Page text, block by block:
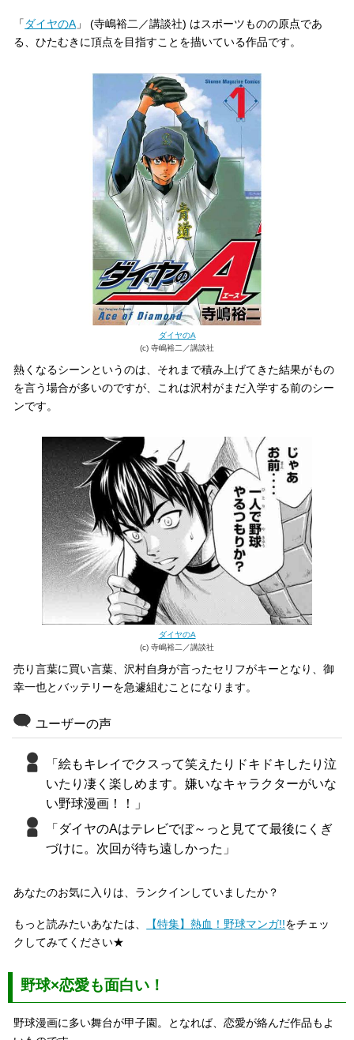
「 ダイヤのA」 (寺嶋裕二／講談社) はスポーツものの原点であ
る、ひたむきに頂点を目指すことを描いている作品です。
ダイヤのA
(c) 寺嶋裕二／講談社
熱くなるシーンというのは、それまで積み上げてきた結果がもの
を言う場合が多いのですが、これは沢村がまだ入学する前のシー
ンです。
ダイヤのA
(c) 寺嶋裕二／講談社
売り言葉に買い言葉、沢村自身が言ったセリフがキーとなり、御
幸一也とバッテリーを急遽組むことになります。
ユーザーの声
「絵もキレイでクスって笑えたりドキドキしたり泣
いたり凄く楽しめます。嫌いなキャラクターがいな
い野球漫画！！」
「ダイヤのAはテレビでぼ～っと見てて最後にくぎ
づけに。次回が待ち遠しかった」
あなたのお気に入りは、ランクインしていましたか？
もっと読みたいあなたは、 【特集】熱血！野球マンガ!!をチェッ
クしてみてください★
野球×恋愛も面白い！
野球漫画に多い舞台が甲子園。となれば、恋愛が絡んだ作品もよ